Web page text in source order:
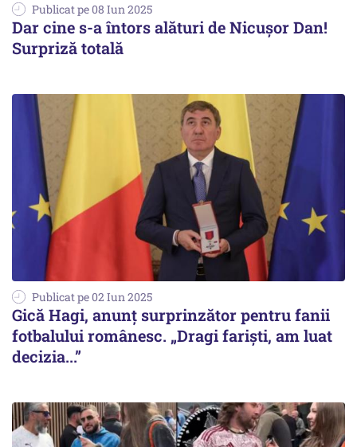
Publicat pe 08 Iun 2025
Dar cine s-a întors alături de Nicușor Dan!
Surpriză totală
Publicat pe 02 Iun 2025
Gică Hagi, anunț surprinzător pentru fanii
fotbalului românesc. „Dragi fariști, am luat
decizia...”